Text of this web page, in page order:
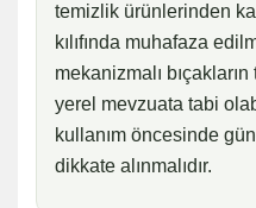
temizlik ürünlerinden
kılıfında muhafaza
mekanizmalı bıçakların
yerel mevzuata tabi
kullanım öncesinde
dikkate alınmalıdır.